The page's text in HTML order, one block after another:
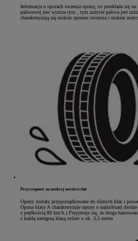
Informacja o oporach toczenia opony, co przekłada się
paliwowej jest wyższa tym , tym zużycie paliwa jest
charakteryzują się niskim oporem toczenia i niskim
Przyczepność na mokrej nawierzchni
Opony zostały przyporządkowane do różnych klas i
Opona klasy A charakteryzuje opony o najkrótszej
z prędkością 80 km/h.) Przyjmuje się, że droga
z każdą następną klasą rośnie o ok. 3,5 metra